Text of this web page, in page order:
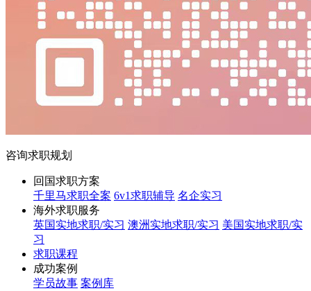
咨询求职规划
回国求职方案
千里马求职全案 6v1求职辅导 名企实习
海外求职服务
英国实地求职/实习 澳洲实地求职/实习 美国实地求职/实
习
求职课程
成功案例
学员故事 案例库